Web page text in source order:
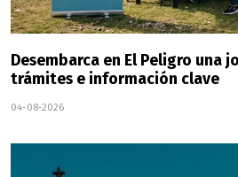
Desembarca en El Peligro una
trámites e información clave
04-08-2026